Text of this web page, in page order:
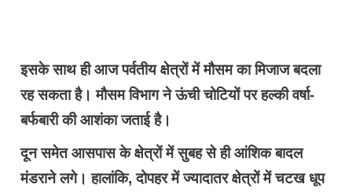
इसके साथ ही आज पर्वतीय क्षेत्रों में मौसम का मिजाज बदला
रह सकता है। मौसम विभाग ने ऊंची चोटियों पर हल्की वर्षा-
बर्फबारी की आशंका जताई है।
दून समेत आसपास के क्षेत्रों में सुबह से ही आंशिक बादल
मंडराने लगे। हालांकि, दोपहर में ज्यादातर क्षेत्रों में चटख धूप